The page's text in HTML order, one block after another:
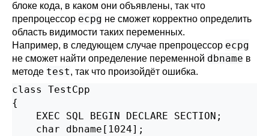
блоке кода, в каком они объявлены, так что
препроцессор ecpg не сможет корректно определить
область видимости таких переменных.
Например, в следующем случае препроцессор ecpg
не сможет найти определение переменной dbname в
методе test, так что произойдёт ошибка.
class TestCpp
{
    EXEC SQL BEGIN DECLARE SECTION;
    char dbname[1024];